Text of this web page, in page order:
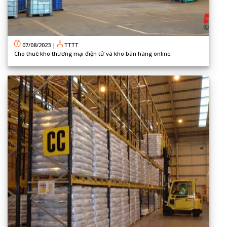
07/08/2023 |
TTTT
Cho thuê kho thương mại điện tử và kho bán hàng online